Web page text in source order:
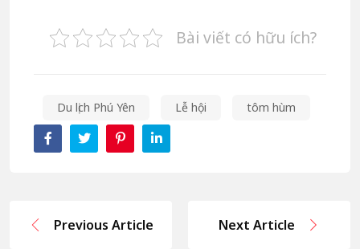
Bài viết có hữu ích?
Du lịch Phú Yên Lễ hội tôm hùm
Previous Article Next Article